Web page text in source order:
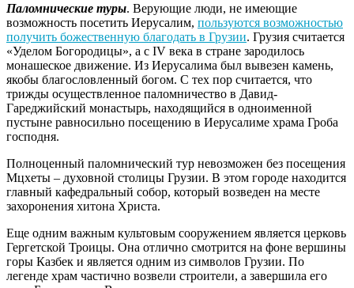
Паломнические туры. Верующие люди, не имеющие
возможность посетить Иерусалим, пользуются возможностью
получить божественную благодать в Грузии. Грузия считается
«Уделом Богородицы», а с IV века в стране зародилось
монашеское движение. Из Иерусалима был вывезен камень,
якобы благословленный богом. С тех пор считается, что
трижды осуществленное паломничество в Давид-
Гареджийский монастырь, находящийся в одноименной
пустыне равносильно посещению в Иерусалиме храма Гроба
господня.
Полноценный паломнический тур невозможен без посещения
Мцхеты – духовной столицы Грузии. В этом городе находится
главный кафедральный собор, который возведен на месте
захоронения хитона Христа.
Еще одним важным культовым сооружением является церковь
Гергетской Троицы. Она отлично смотрится на фоне вершины
горы Казбек и является одним из символов Грузии. По
легенде храм частично возвели строители, а завершила его